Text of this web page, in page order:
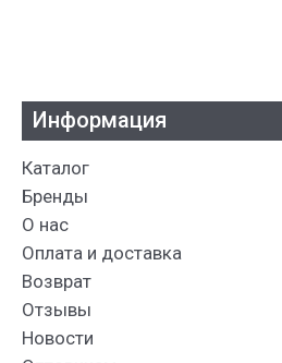
Информация
Каталог
Бренды
О нас
Оплата и доставка
Возврат
Отзывы
Новости